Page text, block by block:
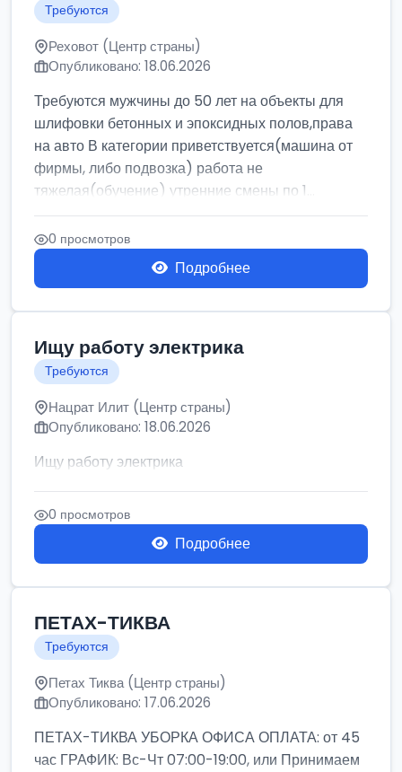
Требуются
Реховот (Центр страны)
Опубликовано: 18.06.2026
Требуются мужчины до 50 лет на объекты для
шлифовки бетонных и эпоксидных полов,права
на авто В категории приветствуется(машина от
фирмы, либо подвозка) работа не
тяжелая(обучение) утренние смены по 1...
0 просмотров
Подробнее
Ищу работу электрика
Требуются
Нацрат Илит (Центр страны)
Опубликовано: 18.06.2026
Ищу работу электрика
0 просмотров
Подробнее
ПЕТАХ-ТИКВА
Требуются
Петах Тиква (Центр страны)
Опубликовано: 17.06.2026
ПЕТАХ-ТИКВА УБОРКА ОФИСА ОПЛАТА: от 45
час ГРАФИК: Вс-Чт 07:00-19:00, или Принимаем